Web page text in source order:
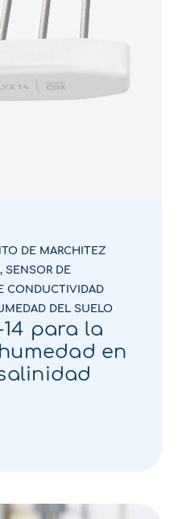
DE MARCHITEZ
, SENSOR DE
CONDUCTIVIDAD
DEL SUELO
14 para la
en